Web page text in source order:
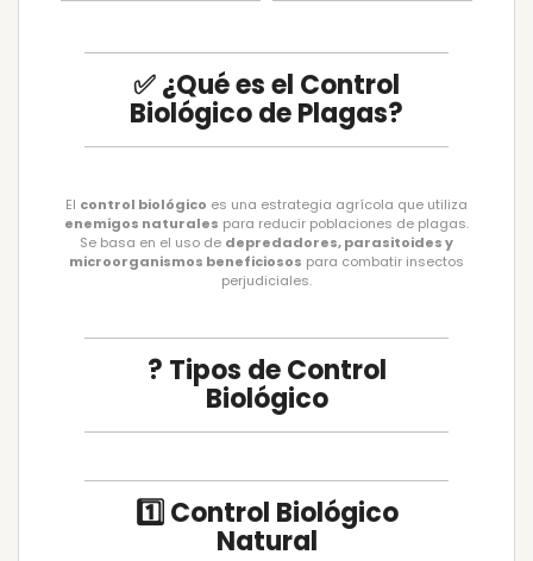
✅ ¿Qué es el Control
Biológico de Plagas?
El control biológico es una estrategia agrícola que utiliza
enemigos naturales para reducir poblaciones de plagas.
Se basa en el uso de depredadores, parasitoides y
microorganismos beneficiosos para combatir insectos
perjudiciales.
? Tipos de Control
Biológico
1️⃣ Control Biológico
Natural